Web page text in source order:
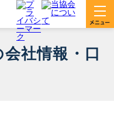
社情報・口